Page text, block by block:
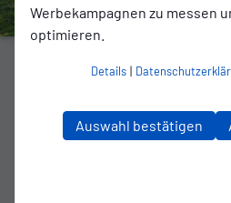
Werbekampagnen zu messen
optimieren.
Details |
Auswahl bestätigen
REGIONALLIGA
3:1 bei Altona:
„versöhnlicher